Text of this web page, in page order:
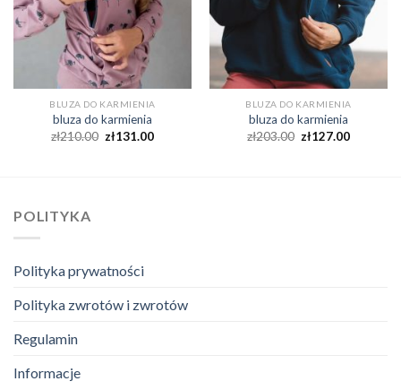
BLUZA DO KARMIENIA
bluza do karmienia
zł210.00 zł131.00
BLUZA DO KARMIENIA
bluza do karmienia
zł203.00 zł127.00
POLITYKA
Polityka prywatności
Polityka zwrotów i zwrotów
Regulamin
Informacje